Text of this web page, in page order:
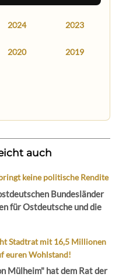
2024 2023
2020 2019
auch
keine politische Rendite
Bundesländer
für Ostdeutsche und die
Stadtrat mit 16,5 Millionen
euren Wohlstand!
Mülheim" hat dem Rat der